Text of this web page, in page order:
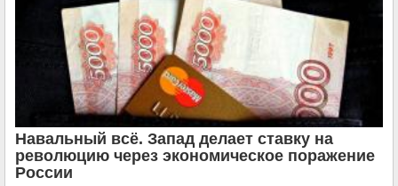
Навальный всё. Запад делает ставку на
революцию через экономическое поражение
России